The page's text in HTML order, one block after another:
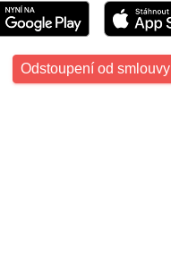
Odstoupení od smlouvy